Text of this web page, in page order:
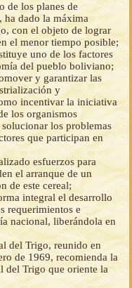
de los planes de
ha dado la máxima
con el objeto de lograr
el menor tiempo posible;
uno de los factores
del pueblo boliviano;
y garantizar las
y
incentivar la iniciativa
los organismos
solucionar los problemas
que participan en
esfuerzos para
el arranque de un
de este cereal;
integral el desarrollo
requerimientos e
nacional, liberándola en
del Trigo, reunido en
de 1969, recomienda la
del Trigo que oriente la